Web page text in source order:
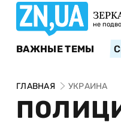
не
ВАЖНЫЕ ТЕМЫ
ГЛАВНАЯ УКРАИНА